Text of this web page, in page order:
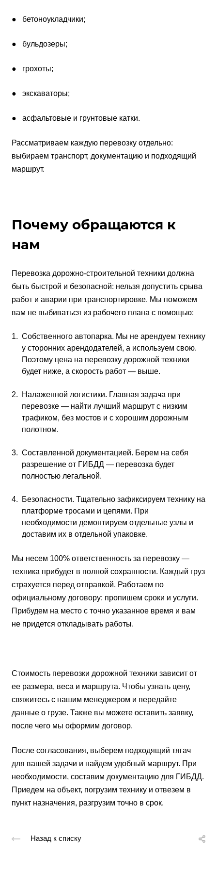
● бетоноукладчики;
● бульдозеры;
● грохоты;
● экскаваторы;
● асфальтовые и грунтовые катки.
Рассматриваем каждую перевозку отдельно:
выбираем транспорт, документацию и подходящий
маршрут.
Почему обращаются к
нам
Перевозка дорожно-строительной техники должна
быть быстрой и безопасной: нельзя допустить срыва
работ и аварии при транспортировке. Мы поможем
вам не выбиваться из рабочего плана с помощью:
Собственного автопарка. Мы не арендуем технику
у сторонних арендодателей, а используем свою.
Поэтому цена на перевозку дорожной техники
будет ниже, а скорость работ — выше.
Налаженной логистики. Главная задача при
перевозке — найти лучший маршрут с низким
трафиком, без мостов и с хорошим дорожным
полотном.
Составленной документацией. Берем на себя
разрешение от ГИБДД — перевозка будет
полностью легальной.
Безопасности. Тщательно зафиксируем технику на
платформе тросами и цепями. При
необходимости демонтируем отдельные узлы и
доставим их в отдельной упаковке.
Мы несем 100% ответственность за перевозку —
техника прибудет в полной сохранности. Каждый груз
страхуется перед отправкой. Работаем по
официальному договору: пропишем сроки и услуги.
Прибудем на место с точно указанное время и вам
не придется откладывать работы.
Стоимость перевозки дорожной техники зависит от
ее размера, веса и маршрута. Чтобы узнать цену,
свяжитесь с нашим менеджером и передайте
данные о грузе. Также вы можете оставить заявку,
после чего мы оформим договор.
После согласования, выберем подходящий тягач
для вашей задачи и найдем удобный маршрут. При
необходимости, составим документацию для ГИБДД.
Приедем на объект, погрузим технику и отвезем в
пункт назначения, разгрузим точно в срок.
Назад к списку